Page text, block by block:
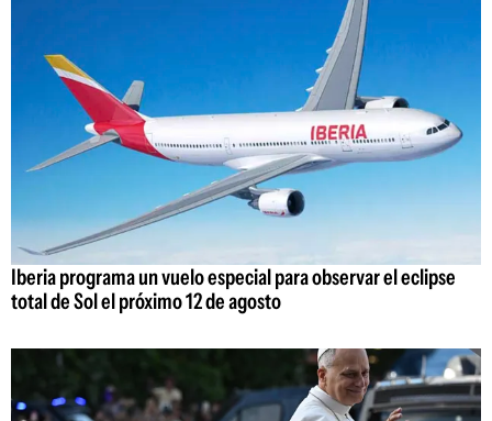
Iberia programa un vuelo especial para observar el eclipse
total de Sol el próximo 12 de agosto